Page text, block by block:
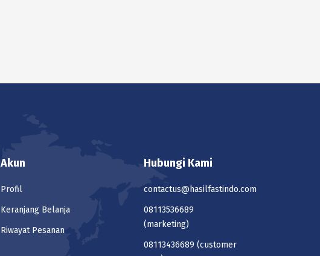
Akun
Profil
Keranjang Belanja
Riwayat Pesanan
Hubungi Kami
contactus@hasilfastindo.com
08113536689
(marketing)
08113436689 (customer